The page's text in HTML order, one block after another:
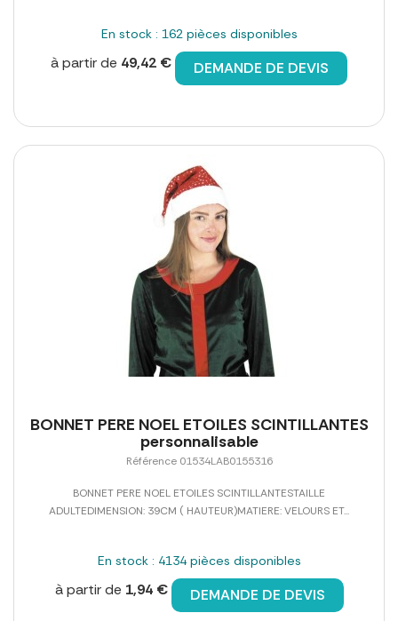
En stock : 162 pièces disponibles
à partir de 49,42 € DEMANDE DE DEVIS
BONNET PERE NOEL ETOILES SCINTILLANTES
personnalisable
Référence 01534LAB0155316
BONNET PERE NOEL ETOILES SCINTILLANTESTAILLE
ADULTEDIMENSION: 39CM ( HAUTEUR)MATIERE: VELOURS ET...
En stock : 4134 pièces disponibles
à partir de 1,94 € DEMANDE DE DEVIS